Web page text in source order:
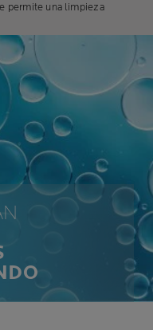
permite una limpieza